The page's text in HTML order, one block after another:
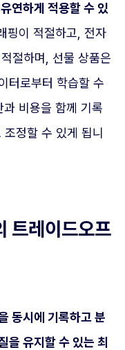
연하게 적용할 수 있
핑이 적절하고, 전자
절하며, 선물 상품은
터로부터 학습할 수
비용을 함께 기록
정할 수 있게 됩니
트레이드오프
동시에 기록하고 분
을 유지할 수 있는 최